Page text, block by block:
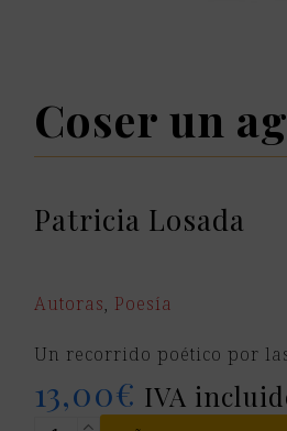
Coser un
Patricia Losada
Autoras, Poesía
Un recorrido poético por
13,00€ IVA